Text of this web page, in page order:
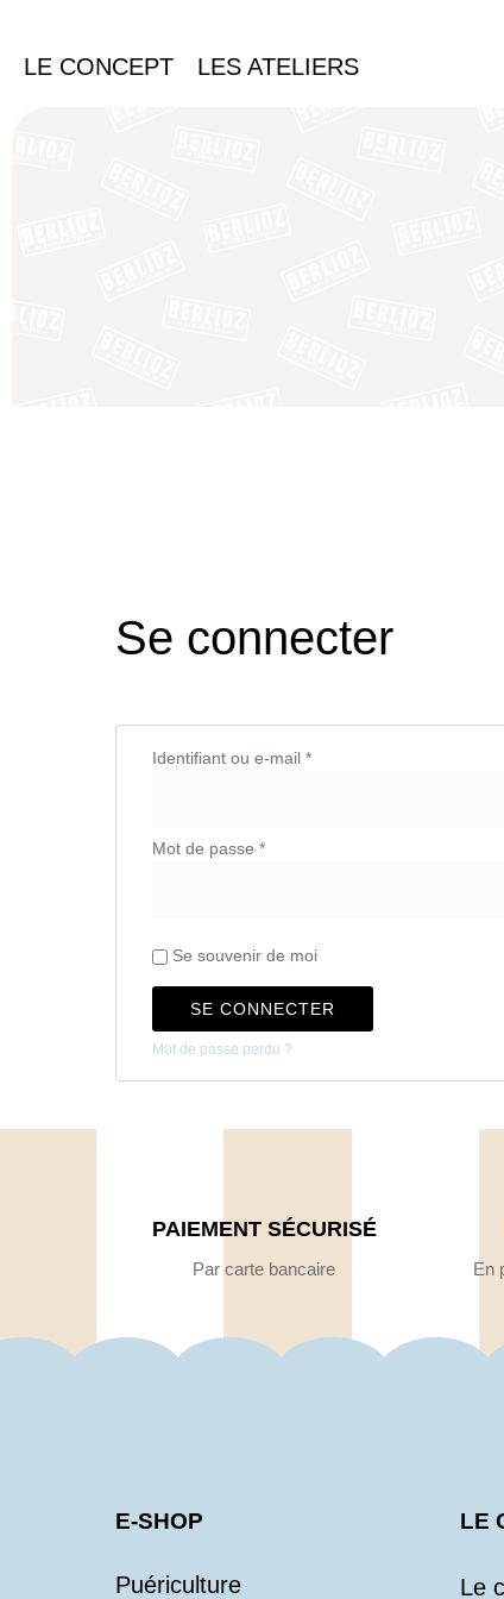
LE CONCEPT LES ATELIERS
Se connecter
Identifiant ou e-mail *
Mot de passe *
Se souvenir de moi
SE CONNECTER
Mot de passe perdu ?
PAIEMENT SÉCURISÉ
Par carte bancaire En
E-SHOP
Puériculture
LE
Le